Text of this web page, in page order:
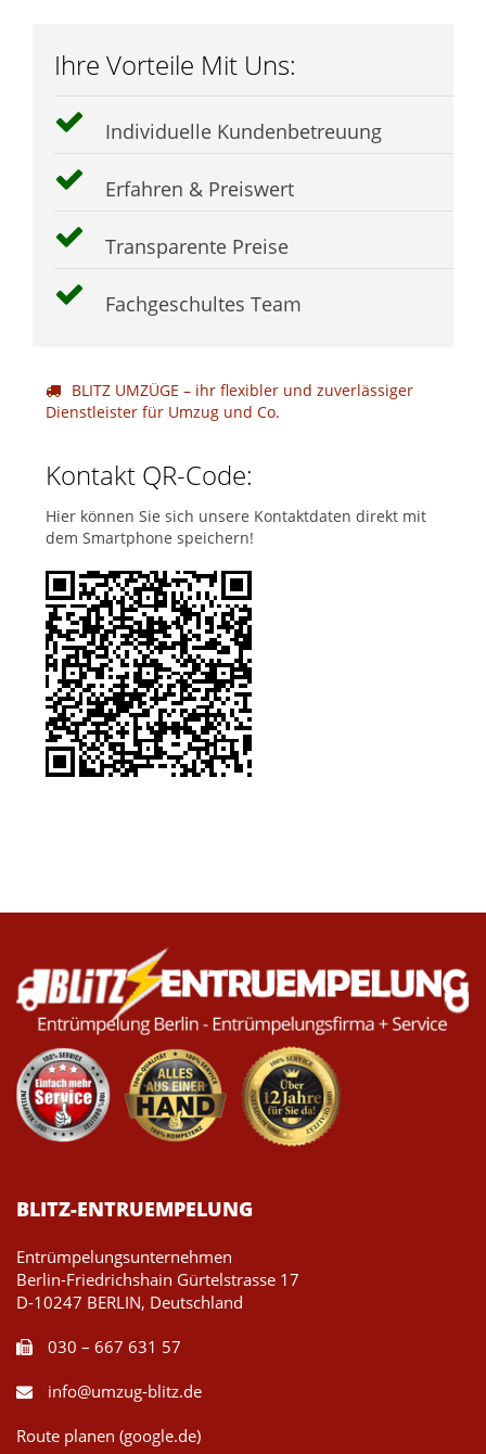
Ihre Vorteile Mit Uns:
Individuelle Kundenbetreuung
Erfahren & Preiswert
Transparente Preise
Fachgeschultes Team
BLITZ UMZÜGE – ihr flexibler und zuverlässiger
Dienstleister für Umzug und Co.
Kontakt QR-Code:
Hier können Sie sich unsere Kontaktdaten direkt mit
dem Smartphone speichern!
BLITZ-ENTRUEMPELUNG
Entrümpelungsunternehmen
Berlin-Friedrichshain Gürtelstrasse 17
D-10247 BERLIN, Deutschland
030 – 667 631 57
info@umzug-blitz.de
Route planen (google.de)